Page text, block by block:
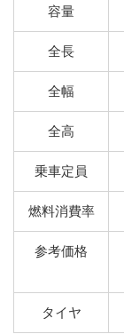
容量
全長
全幅
全高
乗車定員
燃料消費率
参考価格
タイヤ